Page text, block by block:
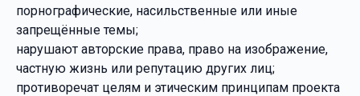
порнографические, насильственные или иные
запрещённые темы;
нарушают авторские права, право на изображение,
частную жизнь или репутацию других лиц;
противоречат целям и этическим принципам проекта